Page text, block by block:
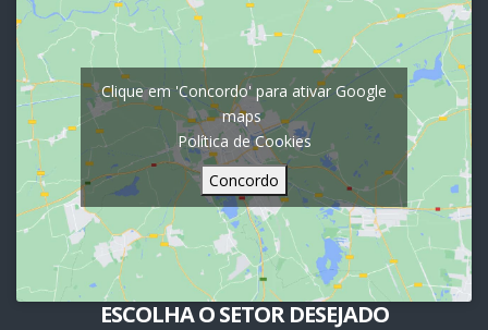
Clique em 'Concordo' para ativar Google
maps
Política de Cookies
Concordo
ESCOLHA O SETOR DESEJADO